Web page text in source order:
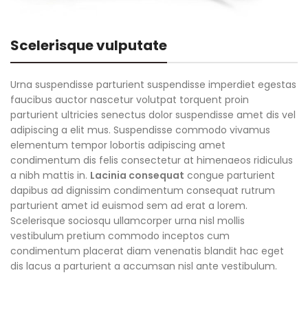
Scelerisque vulputate
Urna suspendisse parturient suspendisse imperdiet egestas
faucibus auctor nascetur volutpat torquent proin
parturient ultricies senectus dolor suspendisse amet dis vel
adipiscing a elit mus. Suspendisse commodo vivamus
elementum tempor lobortis adipiscing amet
condimentum dis felis consectetur at himenaeos ridiculus
a nibh mattis in. Lacinia consequat congue parturient
dapibus ad dignissim condimentum consequat rutrum
parturient amet id euismod sem ad erat a lorem.
Scelerisque sociosqu ullamcorper urna nisl mollis
vestibulum pretium commodo inceptos cum
condimentum placerat diam venenatis blandit hac eget
dis lacus a parturient a accumsan nisl ante vestibulum.